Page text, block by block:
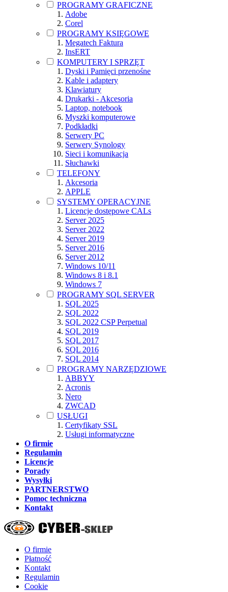
PROGRAMY GRAFICZNE
Adobe
Corel
PROGRAMY KSIĘGOWE
Megatech Faktura
InsERT
KOMPUTERY I SPRZĘT
Dyski i Pamięci przenośne
Kable i adaptery
Klawiatury
Drukarki - Akcesoria
Laptop, notebook
Myszki komputerowe
Podkładki
Serwery PC
Serwery Synology
Sieci i komunikacja
Słuchawki
TELEFONY
Akcesoria
APPLE
SYSTEMY OPERACYJNE
Licencje dostępowe CALs
Server 2025
Server 2022
Server 2019
Server 2016
Server 2012
Windows 10/11
Windows 8 i 8.1
Windows 7
PROGRAMY SQL SERVER
SQL 2025
SQL 2022
SQL 2022 CSP Perpetual
SQL 2019
SQL 2017
SQL 2016
SQL 2014
PROGRAMY NARZĘDZIOWE
ABBYY
Acronis
Nero
ZWCAD
USŁUGI
Certyfikaty SSL
Usługi informatyczne
O firmie
Regulamin
Licencje
Porady
Wysyłki
PARTNERSTWO
Pomoc techniczna
Kontakt
O firmie
Płatność
Kontakt
Regulamin
Cookie